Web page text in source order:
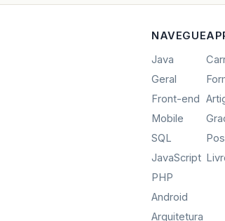
NAVEGUE
Java
Geral
Front-end
Mobile
SQL
JavaScript
PHP
Android
Arquitetura